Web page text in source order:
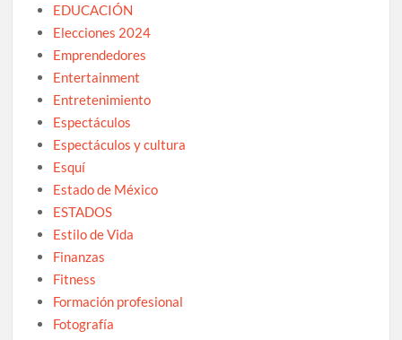
EDUCACIÓN
Elecciones 2024
Emprendedores
Entertainment
Entretenimiento
Espectáculos
Espectáculos y cultura
Esquí
Estado de México
ESTADOS
Estilo de Vida
Finanzas
Fitness
Formación profesional
Fotografía